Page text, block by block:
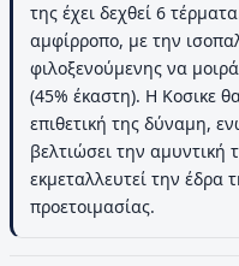
της έχει δεχθεί 6
αμφίρροπο, με την
φιλοξενούμενης να
(45% έκαστη). Η Κοσικε
επιθετική της δύναμη,
βελτιώσει την αμυντική
εκμεταλλευτεί την έδρα
προετοιμασίας.